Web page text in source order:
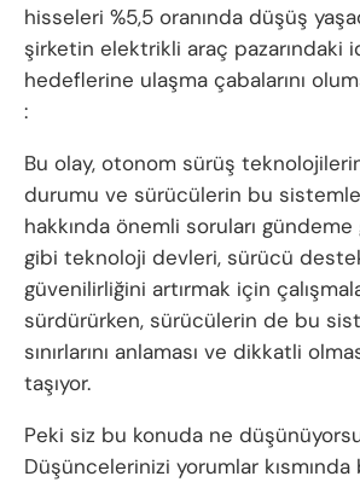
hisseleri %5,5 oranında düşüş
şirketin elektrikli araç pazarındaki
hedeflerine ulaşma çabalarını
:
Bu olay, otonom sürüş
durumu ve sürücülerin bu
hakkında önemli soruları gündeme
gibi teknoloji devleri, sürücü
güvenilirliğini artırmak için
sürdürürken, sürücülerin de bu
sınırlarını anlaması ve dikkatli
taşıyor.
Peki siz bu konuda ne
Düşüncelerinizi yorumlar